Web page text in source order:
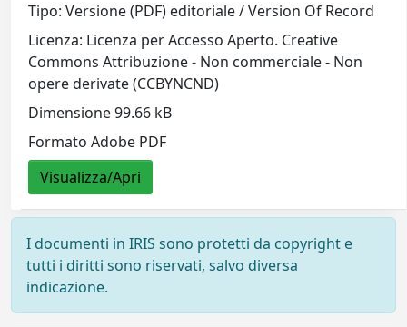
Tipo: Versione (PDF) editoriale / Version Of Record
Licenza: Licenza per Accesso Aperto. Creative
Commons Attribuzione - Non commerciale - Non
opere derivate (CCBYNCND)
Dimensione 99.66 kB
Formato Adobe PDF
Visualizza/Apri
I documenti in IRIS sono protetti da copyright e
tutti i diritti sono riservati, salvo diversa
indicazione.